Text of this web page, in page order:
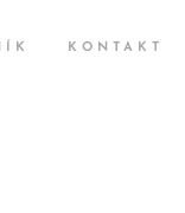
KONTAKT